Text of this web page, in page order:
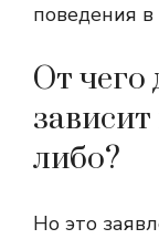
поведения
От чего
либо?
Но это